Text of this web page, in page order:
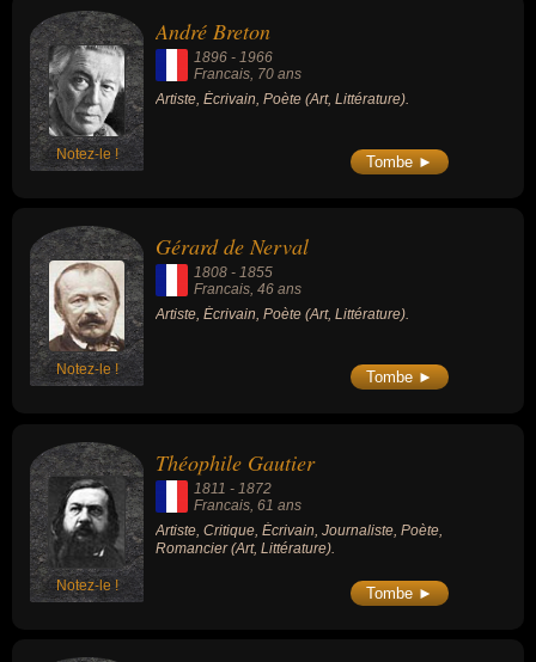
Notez-le !
André Breton
1896 - 1966
Francais , 70 ans
Artiste, Écrivain, Poète (Art, Littérature).
Tombe ►
Notez-le !
Gérard de Nerval
1808 - 1855
Francais, 46 ans
Artiste, Écrivain, Poète (Art, Littérature).
Tombe ►
Notez-le !
Théophile Gautier
1811 - 1872
Francais , 61 ans
Artiste, Critique, Écrivain, Journaliste, Poète,
Romancier (Art, Littérature).
Tombe ►